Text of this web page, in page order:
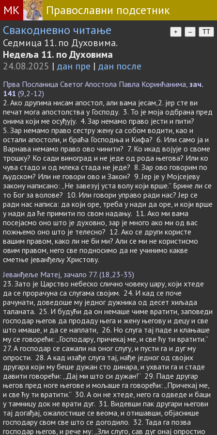
МК
Православни подсетник
Свакодневно читање
+ – TT
Седмица 11. по Духовима.
Недеља 11. по Духовима
24.08.2025 | дан пре | дан после
Прва Посланица Светог Апостола Павла Коринћанима, зач.
141 (9,2-12)
2. Ако другима нисам апостол, али вама јесам,2. јер сте ви
печат мога апостолства у Господу. 3. То је моја одбрана пред
онима који ме осуђују. 4. Зар немамо право јести и пити?
5. Зар немамо право сестру жену са собом водити, као и
остали апостоли, и браћа Господња и Кифа? 6. Или само ја и
Варнава немамо право ово чинити? 7. Ко икад војује о своме
трошку? Ко сади виноград и не једе од рода његова? Или ко
чува стадо и од млека стада не једе? 8. Зар ово говорим по
људском? Или не говори ово и Закон? 9. Јер је у Мојсејеву
закону написано: „Не завезуј уста волу који врше.” Брине ли се
то Бог за волове? 10. Или говори управо ради нас? Јер се
ради нас написа: да који оре, треба у нади да оре, и који врше
у нади да ће примити по свом надању. 11. Ако ми вама
посејасмо оно што је духовно, зар је много ако ми од вас
пожњемо оно што је телесно? 12. Ако се други користе
вашим правом, како ли не би ми? Али се ми не користисмо
овим правом, него све подносимо да не учинимо какве
сметње јеванђељу Христову.
Јеванђеље Матеј, зачало 77. (18,23-35)
23. Зато је Царство небеско слично човеку цару, који хтеде
да се прорачуна са слугама својим. 24. И кад се поче
рачунати, доведоше му једног дужника од десет хиљада
таланата. 25. И будући да он немаше чиме вратити, заповеди
господар његов да продаду њега и жену његову и децу и све
што имаше, и да се наплати, 26. Но слуга тај паде и клањаше
му се говорећи: „Господару, причекај ме, и све ћу ти вратити.”
27. А господар се сажали на оног слугу, и пусти га и дуг му
опрости. 28. А кад изађе слуга тај, нађе једног од својих
другара који му беше дужан сто динара, и ухвати га и стаде
давити говорећи: „Дај ми што си дужан!” 29. Паде другар
његов пред ноге његове и мољаше га говорећи: „Причекај ме,
и све ћу ти вратити.” 30. А он не хтеде, него га одведе и баци
у тамницу док не врати дуг. 31. Видевши пак другари његови
тај догађај, ожалостише се веома, и отишавши, објаснише
господару свом све што се догодило. 32. Тада га позва
господар његов, и рече му: „Зли слуго, сав дуг онај опростио